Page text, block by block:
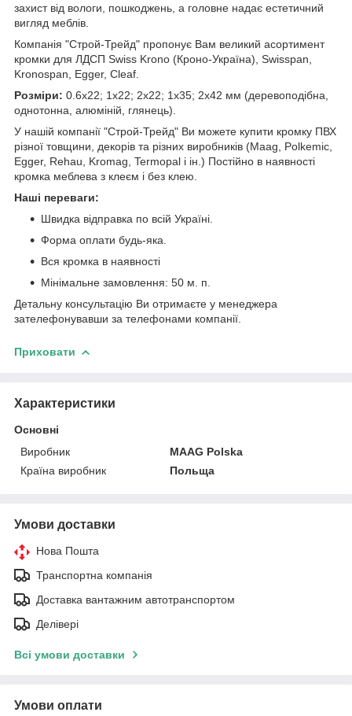
захист від вологи, пошкоджень, а головне надає естетичний
вигляд меблів.
Компанія "Строй-Трейд" пропонує Вам великий асортимент
кромки для ЛДСП Swiss Krono (Кроно-Україна), Swisspan,
Kronospan, Egger, Cleaf.
Розміри: 0.6х22; 1х22; 2х22; 1х35; 2х42 мм (деревоподібна,
однотонна, алюміній, глянець).
У нашій компанії "Строй-Трейд" Ви можете купити кромку ПВХ
різної товщини, декорів та різних виробників (Maag, Polkemic,
Egger, Rehau, Kromag, Termopal і ін.) Постійно в наявності
кромка меблева з клеєм і без клею.
Наші переваги:
Швидка відправка по всій Україні.
Форма оплати будь-яка.
Вся кромка в наявності
Мінімальне замовлення: 50 м. п.
Детальну консультацію Ви отримаєте у менеджера
зателефонувавши за телефонами компанії.
Приховати
Характеристики
Основні
Виробник
MAAG Polska
Країна виробник
Польща
Умови доставки
Нова Пошта
Транспортна компанія
Доставка вантажним автотранспортом
Делівері
Всі умови доставки
Умови оплати